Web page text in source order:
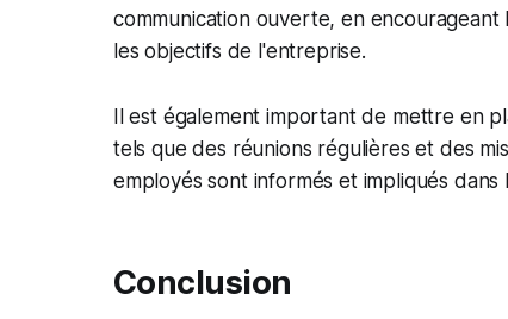
communication ouverte, en
les objectifs de l'entreprise.
Il est également important de mettre en
tels que des réunions régulières et des
employés sont informés et impliqués
Conclusion